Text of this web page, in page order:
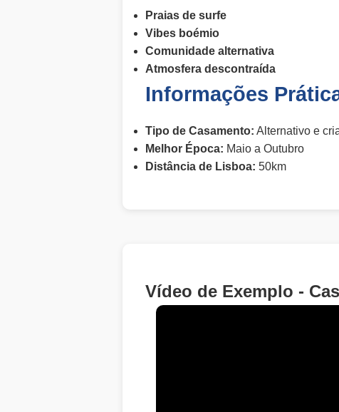
Praias de surfe
Vibes boémio
Comunidade alternativa
Atmosfera descontraída
Informações
Tipo de Casamento: Alternativo e
Melhor Época: Maio a Outubro
Distância de Lisboa: 50km
Vídeo de Exemplo -